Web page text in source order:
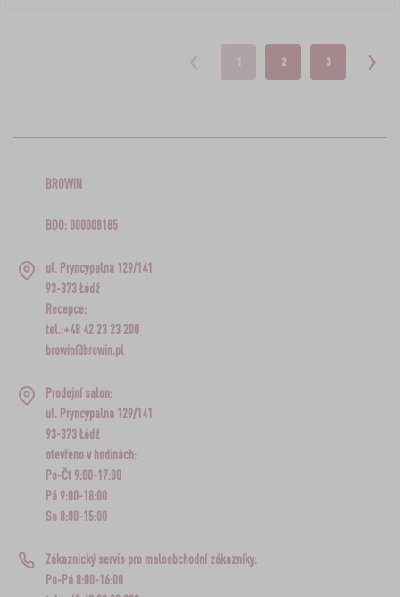
1 2 3
BROWIN
BDO: 000008185
ul. Pryncypalna 129/141
93-373 Łódź
Recepce:
tel.:+48 42 23 23 200
browin@browin.pl
Prodejní salon:
ul. Pryncypalna 129/141
93-373 Łódź
otevřeno v hodinách:
Po-Čt 9:00-17:00
Pá 9:00-18:00
So 8:00-15:00
Zákaznický servis pro maloobchodní zákazníky:
Po-Pá 8:00-16:00